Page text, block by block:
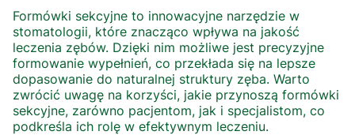
Formówki sekcyjne to innowacyjne narzędzie w
stomatologii, które znacząco wpływa na jakość
leczenia zębów. Dzięki nim możliwe jest precyzyjne
formowanie wypełnień, co przekłada się na lepsze
dopasowanie do naturalnej struktury zęba. Warto
zwrócić uwagę na korzyści, jakie przynoszą formówki
sekcyjne, zarówno pacjentom, jak i specjalistom, co
podkreśla ich rolę w efektywnym leczeniu.